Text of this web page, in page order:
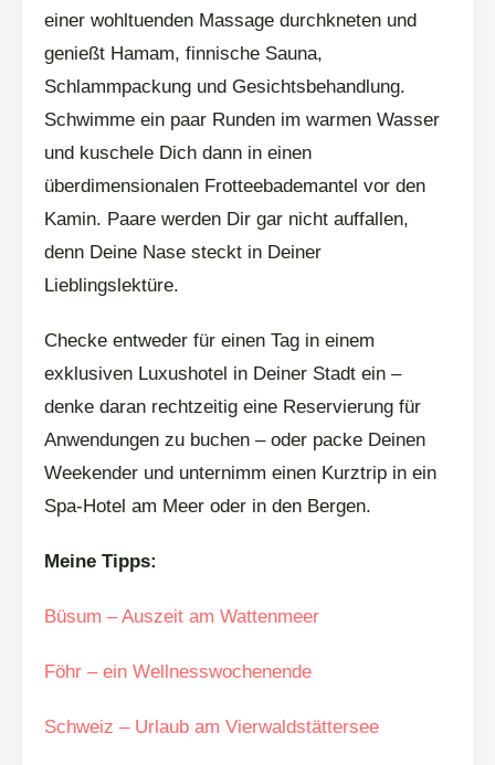
einer wohltuenden Massage durchkneten und
genießt Hamam, finnische Sauna,
Schlammpackung und Gesichtsbehandlung.
Schwimme ein paar Runden im warmen Wasser
und kuschele Dich dann in einen
überdimensionalen Frotteebademantel vor den
Kamin. Paare werden Dir gar nicht auffallen,
denn Deine Nase steckt in Deiner
Lieblingslektüre.
Checke entweder für einen Tag in einem
exklusiven Luxushotel in Deiner Stadt ein –
denke daran rechtzeitig eine Reservierung für
Anwendungen zu buchen – oder packe Deinen
Weekender und unternimm einen Kurztrip in ein
Spa-Hotel am Meer oder in den Bergen.
Meine Tipps:
Büsum – Auszeit am Wattenmeer
Föhr – ein Wellnesswochenende
Schweiz – Urlaub am Vierwaldstättersee